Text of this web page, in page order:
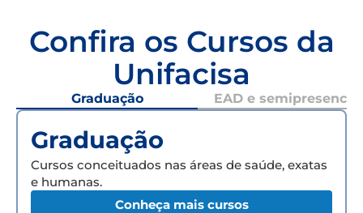
Confira os Cursos da
Unifacisa
Graduação EAD e semipresencial
Graduação
Cursos conceituados nas áreas de saúde, exatas
e humanas.
Conheça mais cursos